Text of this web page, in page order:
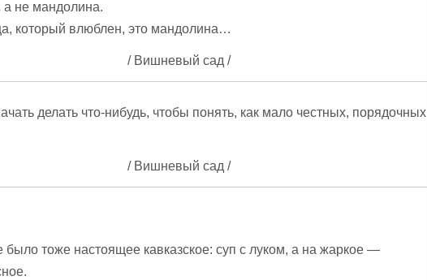
не мандолина.
который влюблен, это мандолина…
/ Вишневый сад /
делать что-нибудь, чтобы понять, как мало честных, порядочных
/ Вишневый сад /
тоже настоящее кавказское: суп с луком, а на жаркое —
/